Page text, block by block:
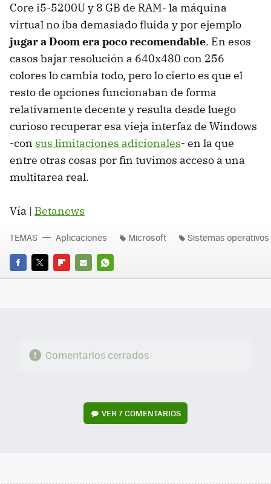
Core i5-5200U y 8 GB de RAM- la máquina
virtual no iba demasiado fluida y por ejemplo
jugar a Doom era poco recomendable. En esos
casos bajar resolución a 640x480 con 256
colores lo cambia todo, pero lo cierto es que el
resto de opciones funcionaban de forma
relativamente decente y resulta desde luego
curioso recuperar esa vieja interfaz de Windows
-con sus limitaciones adicionales- en la que
entre otras cosas por fin tuvimos acceso a una
multitarea real.
Vía | Betanews
FACEBOOK
TWITTERFLIPBOARD
E-
WHATSAPP
TEMAS Aplicaciones Microsoft Sistemas operativos
Comentarios cerrados
VER7 COMENTARIOS